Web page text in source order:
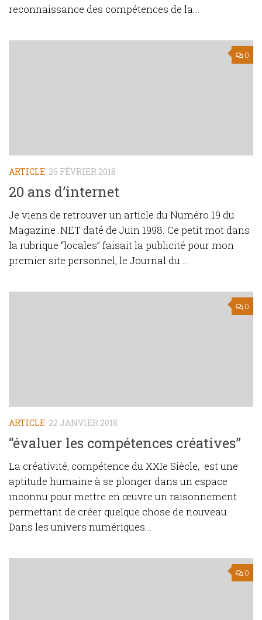
reconnaissance des compétences de la...
0
ARTICLE 26 FÉVRIER 2018
20 ans d’internet
Je viens de retrouver un article du Numéro 19 du
Magazine .NET daté de Juin 1998. Ce petit mot dans
la rubrique “locales” faisait la publicité pour mon
premier site personnel, le Journal du...
0
ARTICLE 22 JANVIER 2018
“évaluer les compétences créatives”
La créativité, compétence du XXIe Siècle, est une
aptitude humaine à se plonger dans un espace
inconnu pour mettre en œuvre un raisonnement
permettant de créer quelque chose de nouveau.
Dans les univers numériques...
0